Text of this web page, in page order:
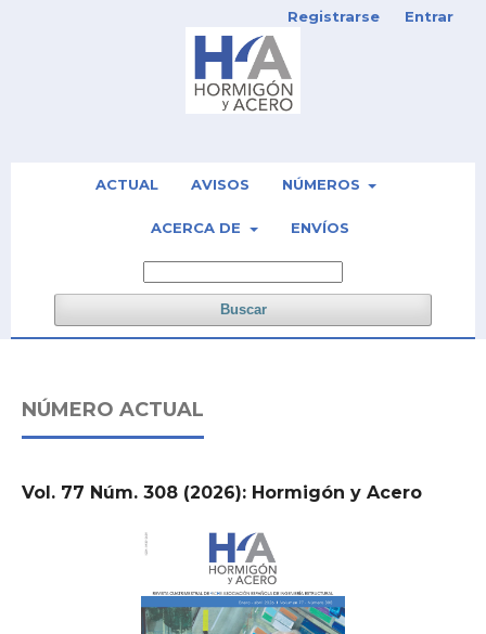
ACTUAL AVISOS NÚMEROS
ACERCA DE ENVÍOS
Buscar
Registrarse Entrar
NÚMERO ACTUAL
Vol. 77 Núm. 308 (2026): Hormigón y Acero